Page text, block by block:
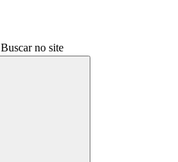
Buscar no site